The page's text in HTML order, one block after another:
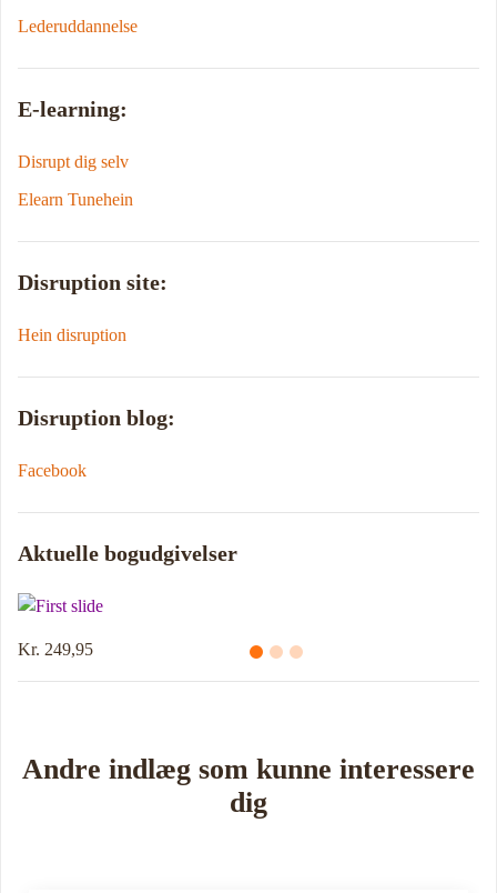
Lederuddannelse
E-learning:
Disrupt dig selv
Elearn Tunehein
Disruption site:
Hein disruption
Disruption blog:
Facebook
Aktuelle bogudgivelser
Kr. 249,95
Andre indlæg som kunne interessere
dig